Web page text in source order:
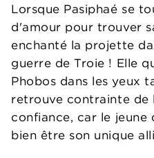
Lorsque Pasiphaé se
d'amour pour trouver
enchanté la projette
guerre de Troie ! Elle
Phobos dans les yeux
retrouve contrainte de
confiance, car le
bien être son unique